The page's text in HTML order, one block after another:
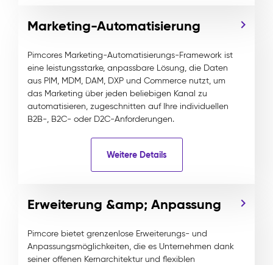
Marketing-Automatisierung
Pimcores Marketing-Automatisierungs-Framework ist
eine leistungsstarke, anpassbare Lösung, die Daten
aus PIM, MDM, DAM, DXP und Commerce nutzt, um
das Marketing über jeden beliebigen Kanal zu
automatisieren, zugeschnitten auf Ihre individuellen
B2B-, B2C- oder D2C-Anforderungen.
Weitere Details
Erweiterung &amp; Anpassung
Pimcore bietet grenzenlose Erweiterungs- und
Anpassungsmöglichkeiten, die es Unternehmen dank
seiner offenen Kernarchitektur und flexiblen